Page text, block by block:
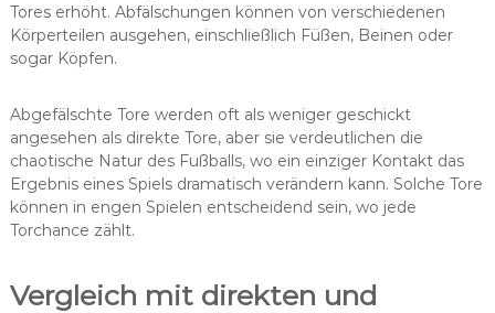
Tores erhöht. Abfälschungen können von verschiedenen
Körperteilen ausgehen, einschließlich Füßen, Beinen oder
sogar Köpfen.
Abgefälschte Tore werden oft als weniger geschickt
angesehen als direkte Tore, aber sie verdeutlichen die
chaotische Natur des Fußballs, wo ein einziger Kontakt das
Ergebnis eines Spiels dramatisch verändern kann. Solche Tore
können in engen Spielen entscheidend sein, wo jede
Torchance zählt.
Vergleich mit direkten und